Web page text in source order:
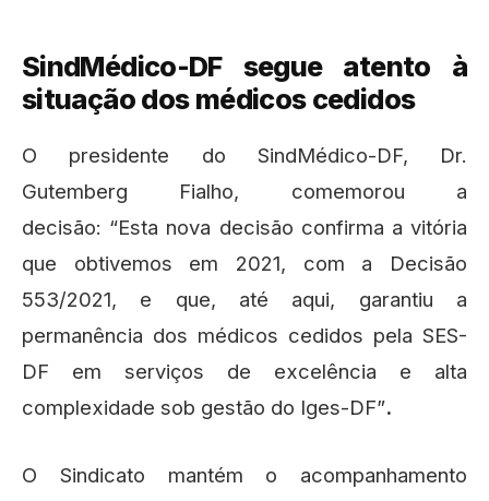
SindMédico-DF segue atento à
situação dos médicos cedidos
O presidente do SindMédico-DF, Dr.
Gutemberg Fialho, comemorou a
decisão: “Esta nova decisão confirma a vitória
que obtivemos em 2021, com a Decisão
553/2021, e que, até aqui, garantiu a
permanência dos médicos cedidos pela SES-
DF em serviços de excelência e alta
complexidade sob gestão do Iges-DF”.
O Sindicato mantém o acompanhamento